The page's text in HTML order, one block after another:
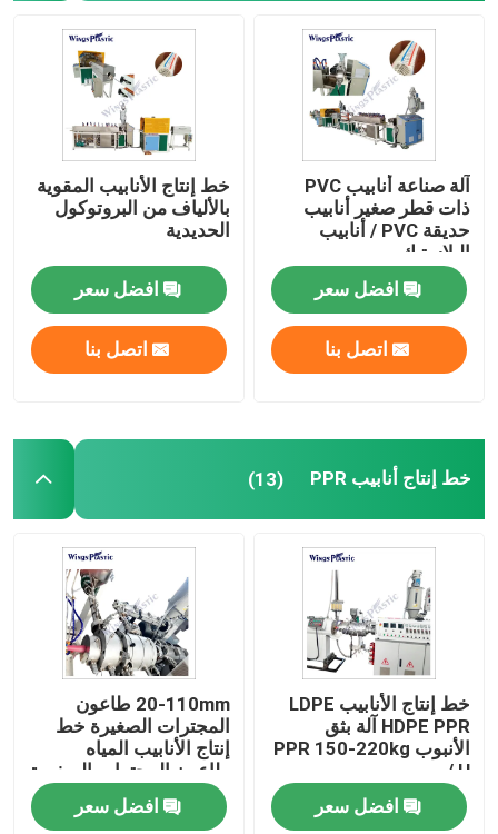
آلة صناعة أنابيب PVC
ذات قطر صغير أنابيب
حديقة PVC / أنابيب
البلاستيك
افضل سعر
اتصل بنا
خط إنتاج الأنابيب المقوية
بالألياف من البروتوكول
الحديدية
افضل سعر
اتصل بنا
خط إنتاج أنابيب PPR (13)
خط إنتاج الأنابيب LDPE
HDPE PPR آلة بثق
الأنبوب PPR 150-220kg
/ H
افضل سعر
20-110mm طاعون
المجترات الصغيرة خط
إنتاج الأنابيب المياه
طاعون المجترات الصغيرة
ماكينة
افضل سعر